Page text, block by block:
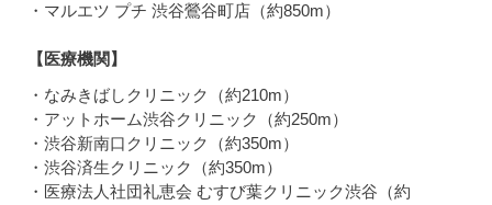
・マルエツ プチ 渋谷鶯谷町店（約850m）
【医療機関】
・なみきばしクリニック（約210m）
・アットホーム渋谷クリニック（約250m）
・渋谷新南口クリニック（約350m）
・渋谷済生クリニック（約350m）
・医療法人社団礼恵会 むすび葉クリニック渋谷（約